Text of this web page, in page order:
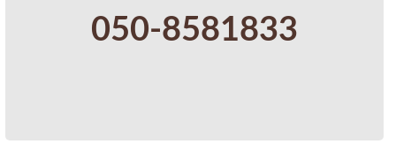
050-8581833